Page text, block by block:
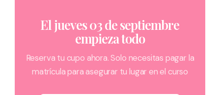
El jueves 03 de septiembre
empieza todo
Reserva tu cupo ahora. Solo necesitas pagar la
matrícula para asegurar tu lugar en el curso